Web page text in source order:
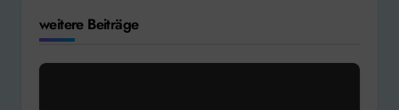
weitere Beiträge